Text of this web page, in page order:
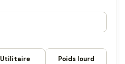
Utilitaire Poids lourd